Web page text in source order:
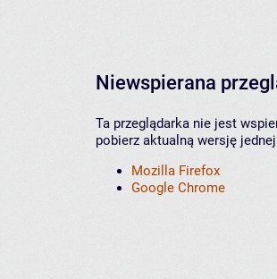
Niewspierana
Ta przeglądarka nie jest
pobierz aktualną wersję
Mozilla Firefox
Google Chrome